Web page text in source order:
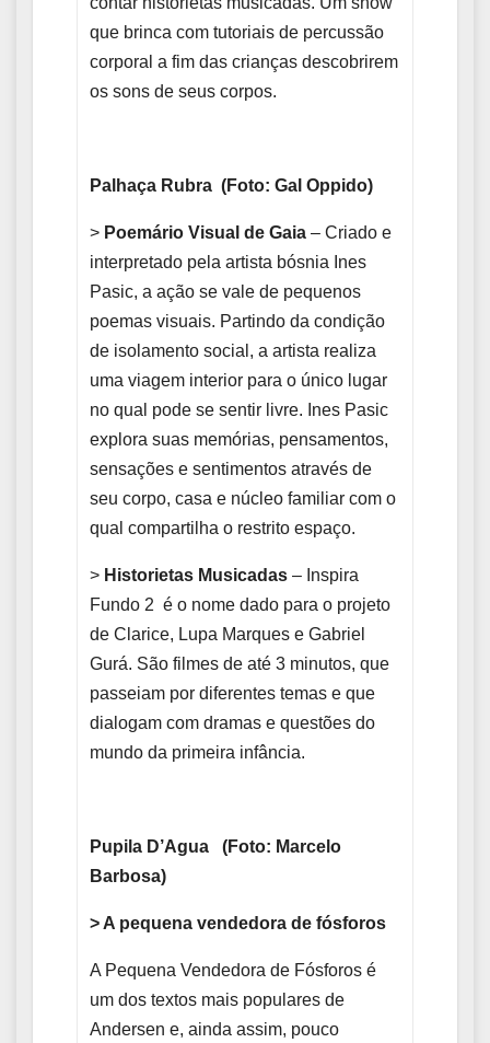
que brinca com tutoriais de percussão
corporal a fim das crianças descobrirem
os sons de seus corpos.
Palhaça Rubra (Foto: Gal Oppido)
> Poemário Visual de Gaia – Criado e
interpretado pela artista bósnia Ines
Pasic, a ação se vale de pequenos
poemas visuais. Partindo da condição
de isolamento social, a artista realiza
uma viagem interior para o único lugar
no qual pode se sentir livre. Ines Pasic
explora suas memórias, pensamentos,
sensações e sentimentos através de
seu corpo, casa e núcleo familiar com o
qual compartilha o restrito espaço.
> Historietas Musicadas – Inspira
Fundo 2 é o nome dado para o projeto
de Clarice, Lupa Marques e Gabriel
Gurá. São filmes de até 3 minutos, que
passeiam por diferentes temas e que
dialogam com dramas e questões do
mundo da primeira infância.
Pupila D’Agua (Foto: Marcelo
Barbosa)
> A pequena vendedora de fósforos
A Pequena Vendedora de Fósforos é
um dos textos mais populares de
Andersen e, ainda assim, pouco